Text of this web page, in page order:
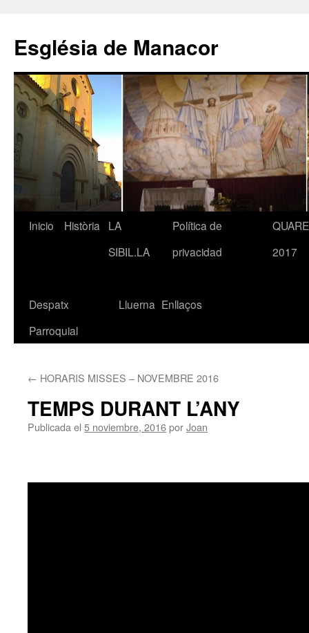
contenido
Església de Manacor
Inicio Història
LA
SIBIL.LA
Política de
privacidad
2017
Despatx
Parroquial
Lluerna Enllaços
← HORARIS MISSES – NOVEMBRE 2016
TEMPS DURANT L’ANY
Publicada el 5 noviembre, 2016porJoan